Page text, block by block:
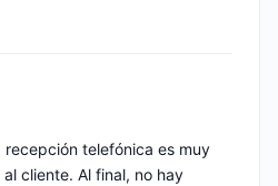
recepción telefónica es muy
cliente. Al final, no hay